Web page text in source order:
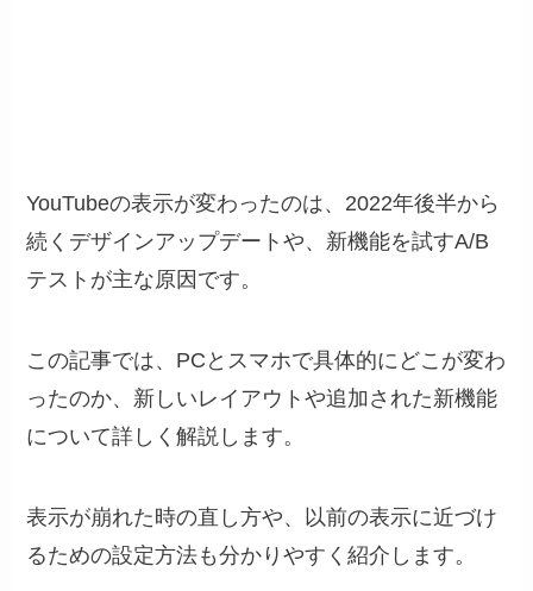
YouTubeの表示が変わったのは、2022年後半から
続くデザインアップデートや、新機能を試すA/B
テストが主な原因です。
この記事では、PCとスマホで具体的にどこが変わ
ったのか、新しいレイアウトや追加された新機能
について詳しく解説します。
表示が崩れた時の直し方や、以前の表示に近づけ
るための設定方法も分かりやすく紹介します。